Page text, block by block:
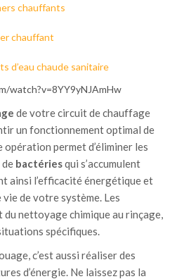
chauffants
chauffant
d’eau chaude sanitaire
watch?v=8YY9yNJAmHw
de votre circuit de chauffage
un fonctionnement optimal de
permet d’éliminer les
bactériesqui s’accumulent
ainsi l’efficacité énergétique et
de votre système. Les
nettoyage chimique au rinçage,
spécifiques.
c’est aussi réaliser des
d’énergie. Ne laissez pas la